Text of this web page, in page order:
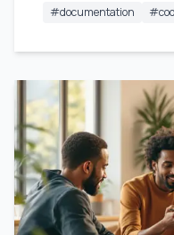
#documentation #